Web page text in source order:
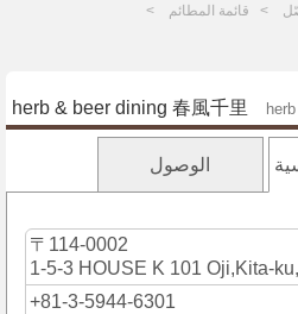
قائمة المطائم
herb & beer dining 春風千里
الوصول
〒114-0002
1-5-3 HOUSE K 101 Oji,Kita-
+81-3-5944-6301